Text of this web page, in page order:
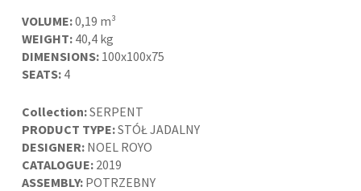
VOLUME:0,19 m³
WEIGHT: 40,4 kg
DIMENSIONS: 100х100х75
SEATS: 4
Collection:SERPENT
PRODUCT TYPE:STÓŁ JADALNY
DESIGNER: NOEL ROYO
CATALOGUE: 2019
ASSEMBLY: POTRZEBNY